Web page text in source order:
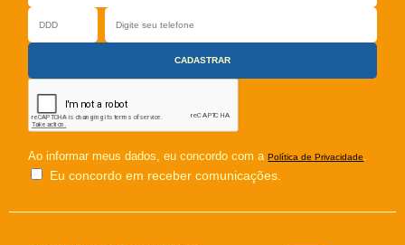
Ao informar meus dados, eu concordo com aPolítica de Privacidade
Eu concordo em receber comunicações.